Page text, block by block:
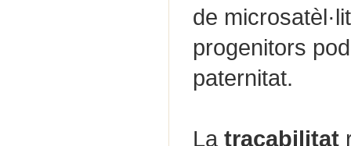
de
progenitors
paternitat.
La traçabilitat